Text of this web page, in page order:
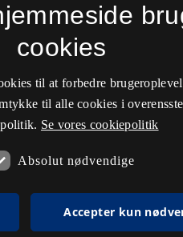
cookies
til at forbedre
til alle cookies i
Se vores cookiepolitik
Absolut nødvendige
Accepter kun